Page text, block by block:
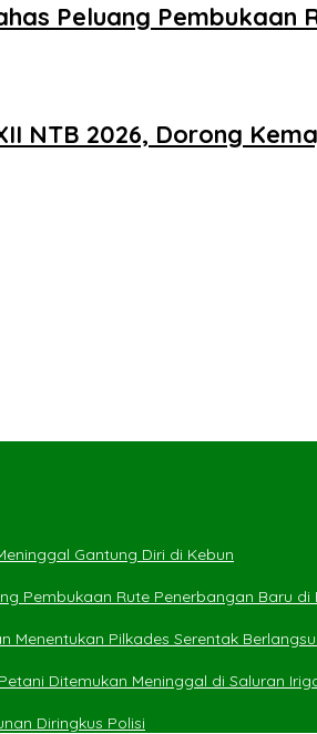
Peluang
NTB 2026, Dorong
Gantung Diri di Kebun
Pembukaan Rute Penerbangan Baru
Menentukan Pilkades Serentak
Ditemukan Meninggal di Saluran
Diringkus Polisi